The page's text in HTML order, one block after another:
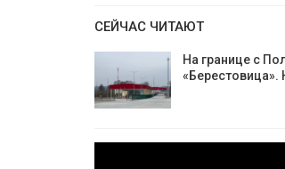
СЕЙЧАС ЧИТАЮТ
На границе с
«Берестовица».